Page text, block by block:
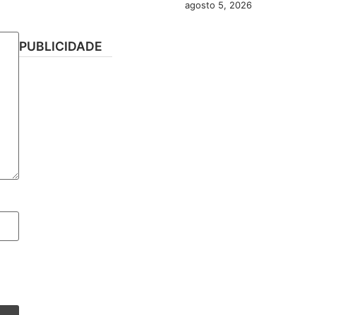
agosto 5, 2026
PUBLICIDADE